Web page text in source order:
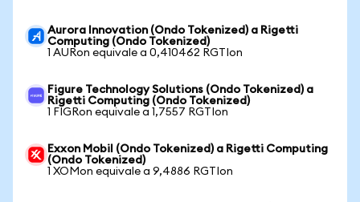
Aurora Innovation (Ondo Tokenized) a Rigetti
Computing (Ondo Tokenized)
1 AURon equivale a 0,410462 RGTIon
Figure Technology Solutions (Ondo Tokenized) a
Rigetti Computing (Ondo Tokenized)
1 FIGRon equivale a 1,7557 RGTIon
Exxon Mobil (Ondo Tokenized) a Rigetti Computing
(Ondo Tokenized)
1 XOMon equivale a 9,4886 RGTIon